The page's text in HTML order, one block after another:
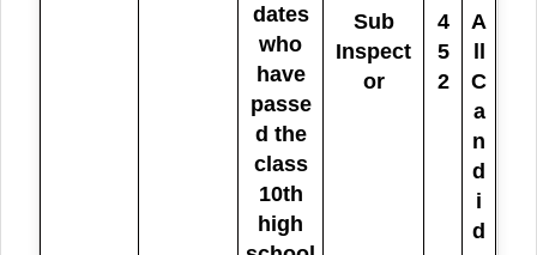
dates
who
have
passe
d the
class
10th
high
Sub
Inspect
or
4
5
2
A
ll
C
a
n
d
i
d